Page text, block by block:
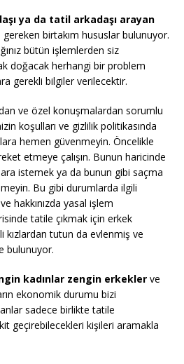
ya da tatil arkadaşı arayan
birtakım hususlar bulunuyor.
bütün işlemlerden siz
doğacak herhangi bir problem
gerekli bilgiler verilecektir.
ve özel konuşmalardan sorumlu
koşulları ve gizlilik politikasında
hemen güvenmeyin. Öncelikle
etmeye çalışın. Bunun haricinde
istemek ya da bunun gibi saçma
Bu gibi durumlarda ilgili
hakkınızda yasal işlem
tatile çıkmak için erkek
kızlardan tutun da evlenmiş ve
bulunuyor.
kadınlar zengin erkekler ve
ekonomik durumu bizi
sadece birlikte tatile
geçirebilecekleri kişileri aramakla